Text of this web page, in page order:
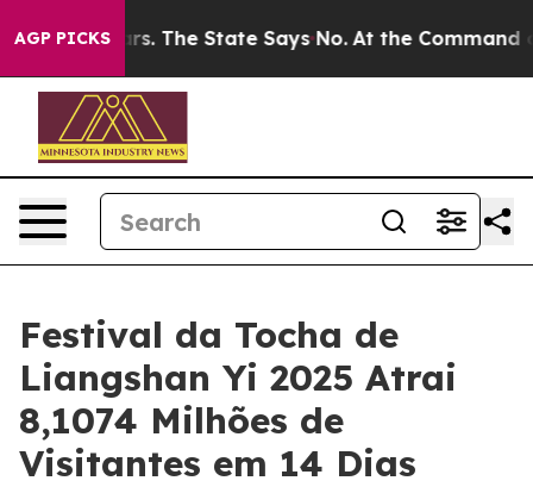
AGP PICKS
42 Years. The State Says No. At the Command of
Festival da Tocha de
Liangshan Yi 2025 Atrai
8,1074 Milhões de
Visitantes em 14 Dias